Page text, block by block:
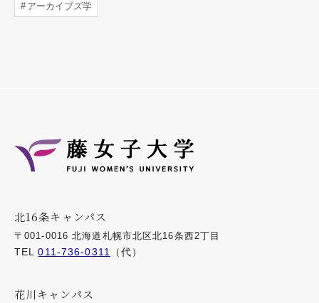
アーカイブズ学
北16条キャンパス
〒001-0016 北海道札幌市北区北16条西2丁目
TEL011-736-0311 （代）
花川キャンパス